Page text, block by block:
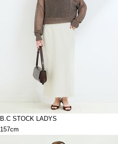
B.C STOCK LADYS
157cm